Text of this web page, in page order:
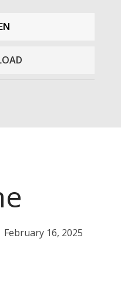
February 16, 2025